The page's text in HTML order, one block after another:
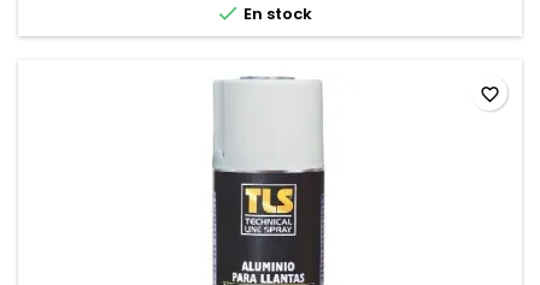
 En stock
favorite_border